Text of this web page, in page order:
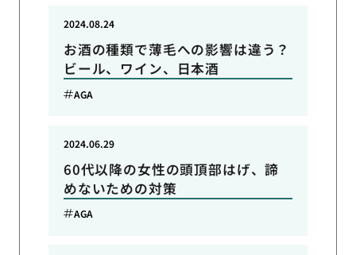
お酒の種類で薄毛への影響は違う？
ビール、ワイン、日本酒
2024.08.24
AGA
60代以降の女性の頭頂部はげ、諦
めないための対策
2024.06.29
AGA